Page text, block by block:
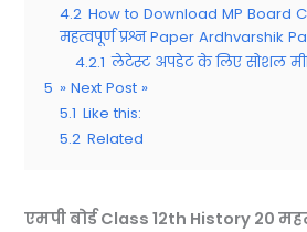
4.2 How to Download MP Board
महत्वपूर्ण प्रश्न Paper Ardhvarshik
4.2.1 लेटेस्ट अपडेट के लिए सोशल
5 » Next Post »
5.1 Like this:
5.2 Related
एमपी बोर्डClass 12th History 20